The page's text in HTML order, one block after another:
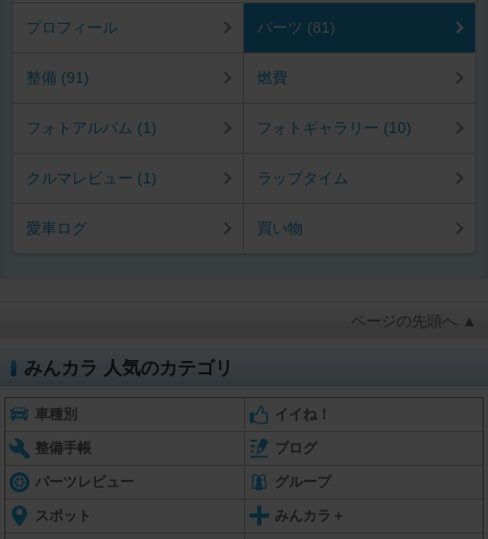
プロフィール パーツ (81)
整備 (91) 燃費
フォトアルバム (1) フォトギャラリー (10)
クルマレビュー (1) ラップタイム
愛車ログ 買い物
ページの先頭へ ▲
みんカラ 人気のカテゴリ
車種別 イイね！
整備手帳 ブログ
パーツレビュー グループ
スポット みんカラ＋